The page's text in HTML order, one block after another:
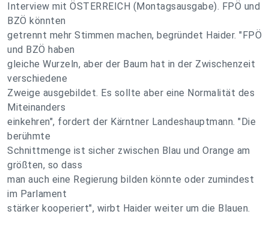
Interview mit ÖSTERREICH (Montagsausgabe). FPÖ und
BZÖ könnten
getrennt mehr Stimmen machen, begründet Haider. "FPÖ
und BZÖ haben
gleiche Wurzeln, aber der Baum hat in der Zwischenzeit
verschiedene
Zweige ausgebildet. Es sollte aber eine Normalität des
Miteinanders
einkehren", fordert der Kärntner Landeshauptmann. "Die
berühmte
Schnittmenge ist sicher zwischen Blau und Orange am
größten, so dass
man auch eine Regierung bilden könnte oder zumindest
im Parlament
stärker kooperiert", wirbt Haider weiter um die Blauen.